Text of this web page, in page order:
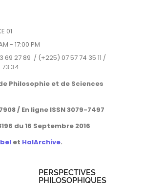
01
- 17:00 PM
69 27 89 / (+225) 07 57 74 35 11 /
34
Philosophie et de Sciences
/ En ligne ISSN 3079-7497
du 16 Septembre 2016
et HalArchive.
PERSPECTIVES
PHILOSOPHIQUES